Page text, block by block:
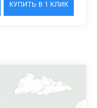
КУПИТЬ В 1 КЛИК